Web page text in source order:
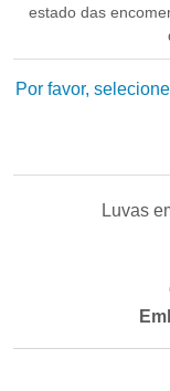
estado das
Por favor,
Luvas